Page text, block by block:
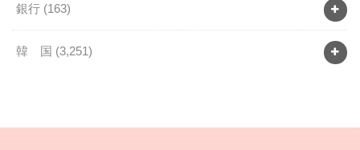
銀行 (163)
韓 国 (3,251)